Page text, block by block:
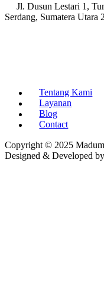
Jl. Dusun Lestari 1,
Serdang, Sumatera Utara
Tentang Kami
Layanan
Blog
Contact
Copyright © 2025
Designed & Developed by